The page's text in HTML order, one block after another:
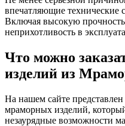
впечатляющие технические
Включая высокую
неприхотливость в
Что можно
изделий из
На нашем сайте
мраморных изделий,
незаурядные возможности